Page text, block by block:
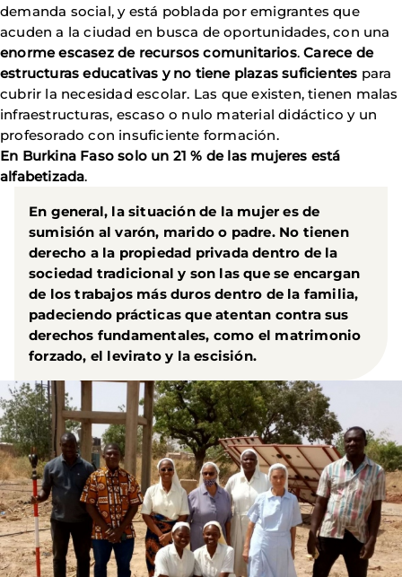
demanda social, y está poblada por emigrantes que
acuden a la ciudad en busca de oportunidades, con una
enorme escasez de recursos comunitarios.Carece de
estructuras educativas y no tiene plazas suficientes para
cubrir la necesidad escolar. Las que existen, tienen malas
infraestructuras, escaso o nulo material didáctico y un
profesorado con insuficiente formación.
En Burkina Faso solo un 21 % de las mujeres está
alfabetizada.
En general, la situación de la mujer es de
sumisión al varón, marido o padre. No tienen
derecho a la propiedad privada dentro de la
sociedad tradicional y son las que se encargan
de los trabajos más duros dentro de la familia,
padeciendo prácticas que atentan contra sus
derechos fundamentales, como el matrimonio
forzado, el levirato y la escisión.